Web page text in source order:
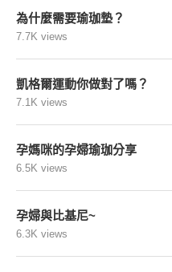
為什麼需要瑜珈墊？
7.7K views
凱格爾運動你做對了嗎？
7.1K views
孕媽咪的孕婦瑜珈分享
6.5K views
孕婦與比基尼~
6.3K views